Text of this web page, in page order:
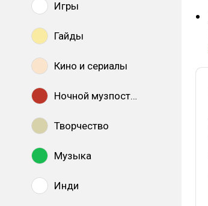
Игры
Гайды
Кино и сериалы
Ночной музпостинг
Творчество
Музыка
Инди